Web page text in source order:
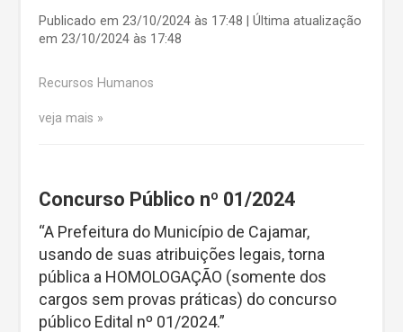
Publicado em 23/10/2024 às 17:48 | Última atualização
em 23/10/2024 às 17:48
Recursos Humanos
veja mais
Concurso Público nº 01/2024
“A Prefeitura do Município de Cajamar,
usando de suas atribuições legais, torna
pública a HOMOLOGAÇÃO (somente dos
cargos sem provas práticas) do concurso
público Edital nº 01/2024.”